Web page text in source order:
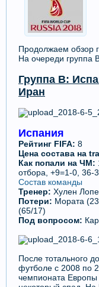
Продолжаем обзор
На очереди группа
Группа B:
Иран
Испания
Рейтинг FIFA: 8
Цена состава на
Как попали на ЧМ:
отбора, +9=1-0, 36-3
Состав команды
Тренер: Хулен
Потери: Мората
(65/17)
Под вопросом:
После тотального
футболе с 2008 по
чемпионата